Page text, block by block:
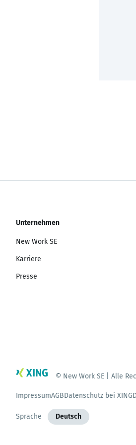
Unternehmen
New Work SE
Karriere
Presse
© New Work SE | Alle
ImpressumAGBDatenschutz bei XING
Sprache Deutsch